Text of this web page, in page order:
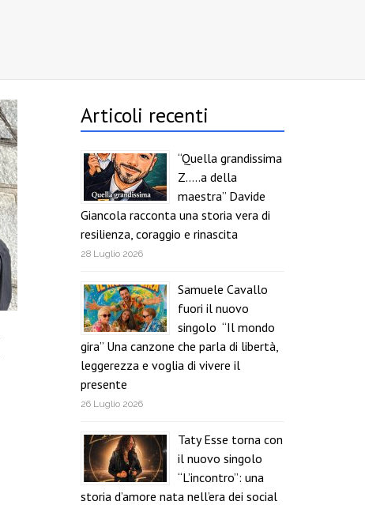
Articoli recenti
“Quella grandissima
Z…..a della
maestra” Davide
Giancola racconta una storia vera di
resilienza, coraggio e rinascita
28 Luglio 2026
Samuele Cavallo
fuori il nuovo
singolo “Il mondo
gira” Una canzone che parla di libertà,
leggerezza e voglia di vivere il
presente
26 Luglio 2026
Taty Esse torna con
il nuovo singolo
“L’incontro”: una
storia d’amore nata nell’era dei social